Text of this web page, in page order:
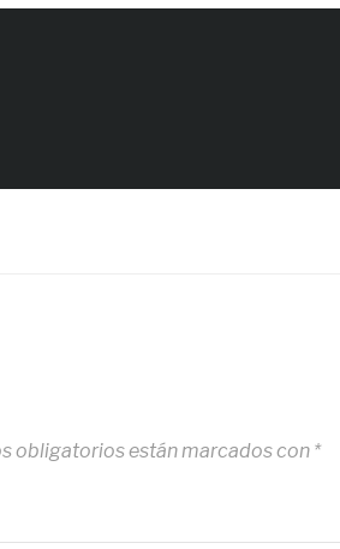
obligatorios están marcados con *